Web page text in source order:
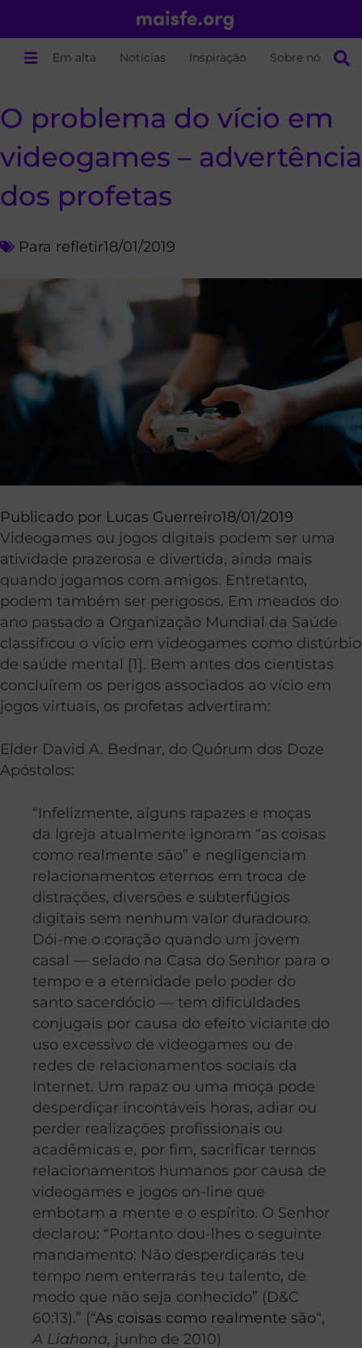
Em alta Notícias Inspiração Sobre nós
O problema do vício em
videogames – advertência
dos profetas
Para refletir18/01/2019
Publicado por Lucas Guerreiro18/01/2019
Videogames ou jogos digitais podem ser uma
atividade prazerosa e divertida, ainda mais
quando jogamos com amigos. Entretanto,
podem também ser perigosos. Em meados do
ano passado a Organização Mundial da Saúde
classificou o vício em videogames como distúrbio
de saúde mental [1]. Bem antes dos cientistas
concluírem os perigos associados ao vício em
jogos virtuais, os profetas advertiram:
Elder David A. Bednar, do Quórum dos Doze
Apóstolos:
“Infelizmente, alguns rapazes e moças
da Igreja atualmente ignoram “as coisas
como realmente são” e negligenciam
relacionamentos eternos em troca de
distrações, diversões e subterfúgios
digitais sem nenhum valor duradouro.
Dói-me o coração quando um jovem
casal — selado na Casa do Senhor para o
tempo e a eternidade pelo poder do
santo sacerdócio — tem dificuldades
conjugais por causa do efeito viciante do
uso excessivo de videogames ou de
redes de relacionamentos sociais da
Internet. Um rapaz ou uma moça pode
desperdiçar incontáveis horas, adiar ou
perder realizações profissionais ou
acadêmicas e, por fim, sacrificar ternos
relacionamentos humanos por causa de
videogames e jogos on-line que
embotam a mente e o espírito. O Senhor
declarou: “Portanto dou-lhes o seguinte
mandamento: Não desperdiçarás teu
tempo nem enterrarás teu talento, de
modo que não seja conhecido” (D&C
60:13).” (“As coisas como realmente são“,
A Liahona, junho de 2010)